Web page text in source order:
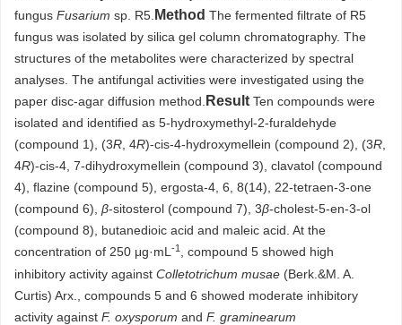
fungus Fusarium sp. R5. Method The fermented filtrate of R5
fungus was isolated by silica gel column chromatography. The
structures of the metabolites were characterized by spectral
analyses. The antifungal activities were investigated using the
paper disc-agar diffusion method. Result Ten compounds were
isolated and identified as 5-hydroxymethyl-2-furaldehyde
(compound 1), (3R , 4R)-cis-4-hydroxymellein (compound 2), (3R
4R)-cis-4, 7-dihydroxymellein (compound 3), clavatol (compound
4), flazine (compound 5), ergosta-4, 6, 8(14), 22-tetraen-3-one
(compound 6), β-sitosterol (compound 7), 3β-cholest-5-en-3-ol
(compound 8), butanedioic acid and maleic acid. At the
concentration of 250 μg·mL -1
, compound 5 showed high
inhibitory activity against Colletotrichum musae (Berk.&M. A.
Curtis) Arx., compounds 5 and 6 showed moderate inhibitory
activity against F. oxysporum and F. graminearum